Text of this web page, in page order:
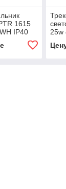
1615
IP40
25w